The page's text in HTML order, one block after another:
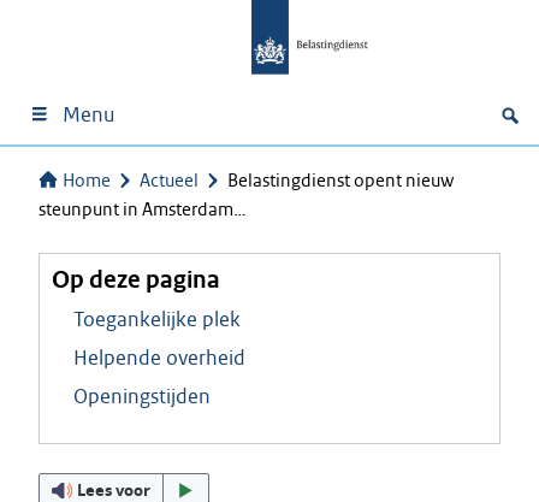
Menu
Home Actueel
Belastingdienst opent nieuw
steunpunt in Amsterdam…
Op deze pagina
Toegankelijke plek
Helpende overheid
Openingstijden
Lees voor